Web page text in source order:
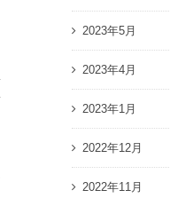
2023年5月
2023年4月
2023年1月
2022年12月
2022年11月